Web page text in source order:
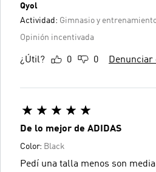
Qyol
Actividad: Gimnasio y
Opinión incentivada
¿Útil? 0 0 Denunciar
De lo mejor de ADIDAS
Color: Black
Pedí una talla menos son